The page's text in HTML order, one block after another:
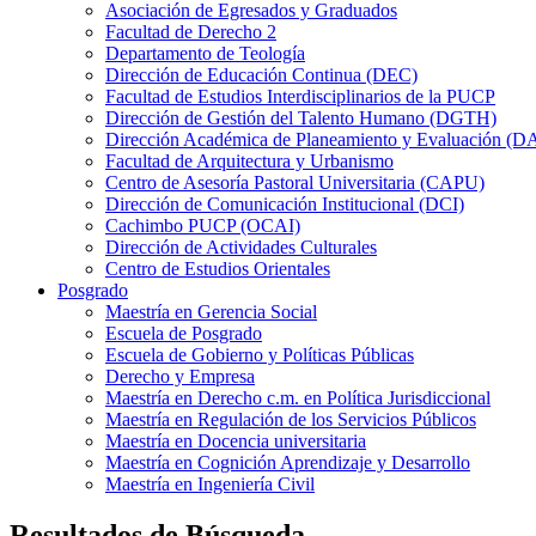
Asociación de Egresados y Graduados
Facultad de Derecho 2
Departamento de Teología
Dirección de Educación Continua (DEC)
Facultad de Estudios Interdisciplinarios de la PUCP
Dirección de Gestión del Talento Humano (DGTH)
Dirección Académica de Planeamiento y Evaluación
Facultad de Arquitectura y Urbanismo
Centro de Asesoría Pastoral Universitaria (CAPU)
Dirección de Comunicación Institucional (DCI)
Cachimbo PUCP (OCAI)
Dirección de Actividades Culturales
Centro de Estudios Orientales
Posgrado
Maestría en Gerencia Social
Escuela de Posgrado
Escuela de Gobierno y Políticas Públicas
Derecho y Empresa
Maestría en Derecho c.m. en Política Jurisdiccional
Maestría en Regulación de los Servicios Públicos
Maestría en Docencia universitaria
Maestría en Cognición Aprendizaje y Desarrollo
Maestría en Ingeniería Civil